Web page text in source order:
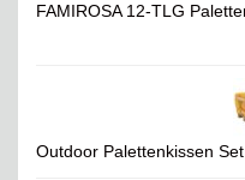
FAMIROSA 12-TLG
Outdoor Palettenkissen